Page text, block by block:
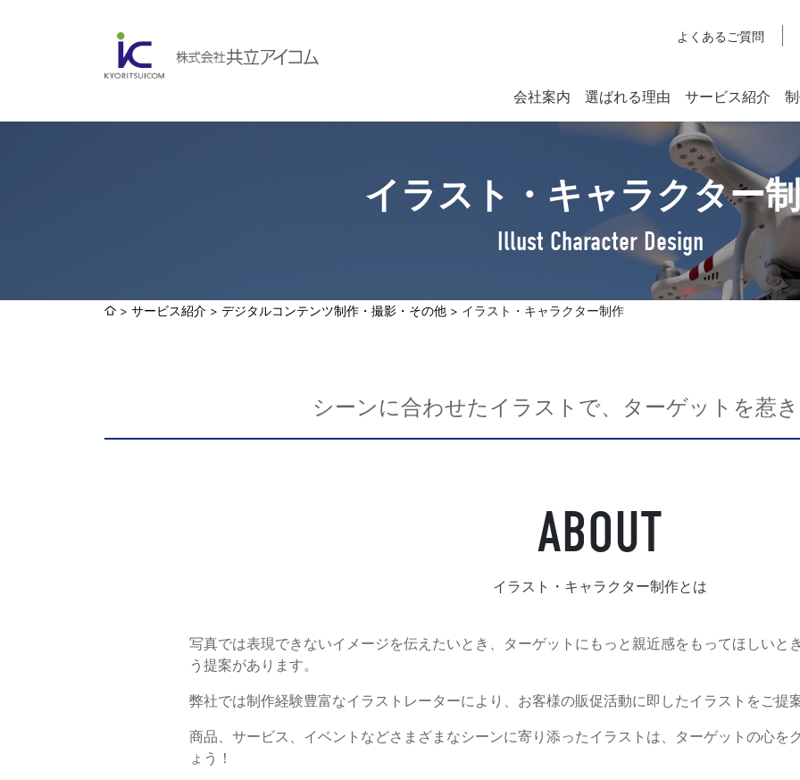
よくあるご質問
会社案内
企業理念
SDGsへの取り組みについて アクセスマップ
個人情報・特定個人情報保護方針 個人情報の取扱いについ
選ばれる理由 サービス紹介
インターネット広告代行
SYSTEM DEVELOPMENT
採用プロモーション
SHIPPING / DISTRIBUTION
在庫管理システム(azkaru)
イラスト・キャラクター
Illust Character Design
サービス紹介 デジタルコンテンツ制作・撮影・その他 イラスト・キャラクター制作
シーンに合わせたイラストで、ターゲットを惹
ABOUT
イラスト・キャラクター制作とは
写真では表現できないイメージを伝えたいとき、ターゲットにもっと親近感をもってほしいと
う提案があります。
弊社では制作経験豊富なイラストレーターにより、お客様の販促活動に即したイラストをご提
商品、サービス、イベントなどさまざまなシーンに寄り添ったイラストは、ターゲットの心を
ょう！